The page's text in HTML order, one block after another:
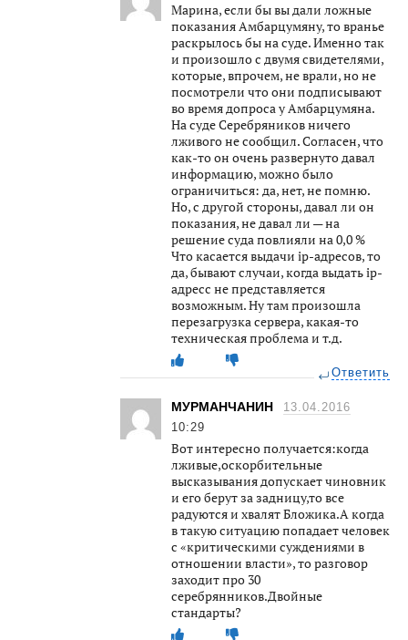
Марина, если бы вы дали ложные
показания Амбарцумяну, то вранье
раскрылось бы на суде. Именно так
и произошло с двумя свидетелями,
которые, впрочем, не врали, но не
посмотрели что они подписывают
во время допроса у Амбарцумяна.
На суде Серебряников ничего
лживого не сообщил. Согласен, что
как-то он очень развернуто давал
информацию, можно было
ограничиться: да, нет, не помню.
Но, с другой стороны, давал ли он
показания, не давал ли — на
решение суда повлияли на 0,0 %
Что касается выдачи ip-адресов, то
да, бывают случаи, когда выдать ip-
адресс не представляется
возможным. Ну там произошла
перезагрузка сервера, какая-то
техническая проблема и т.д.
Ответить
МУРМАНЧАНИН
13.04.2016
10:29
Вот интересно получается:когда
лживые,оскорбительные
высказывания допускает чиновник
и его берут за задницу,то все
радуются и хвалят Бложика.А когда
в такую ситуацию попадает человек
с «критическими суждениями в
отношении власти», то разговор
заходит про 30
серебрянников.Двойные
стандарты?